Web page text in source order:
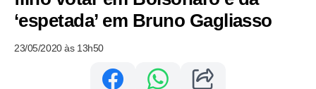
‘espetada’ em Bruno Gagliasso
23/05/2020 às 13h50